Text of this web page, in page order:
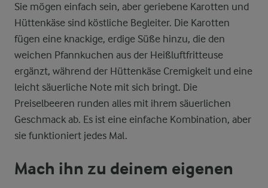
Sie mögen einfach sein, aber geriebene Karotten und
Hüttenkäse sind köstliche Begleiter. Die Karotten
fügen eine knackige, erdige Süße hinzu, die den
weichen Pfannkuchen aus der Heißluftfritteuse
ergänzt, während der Hüttenkäse Cremigkeit und eine
leicht säuerliche Note mit sich bringt. Die
Preiselbeeren runden alles mit ihrem säuerlichen
Geschmack ab. Es ist eine einfache Kombination, aber
sie funktioniert jedes Mal.
Mach ihn zu deinem eigenen